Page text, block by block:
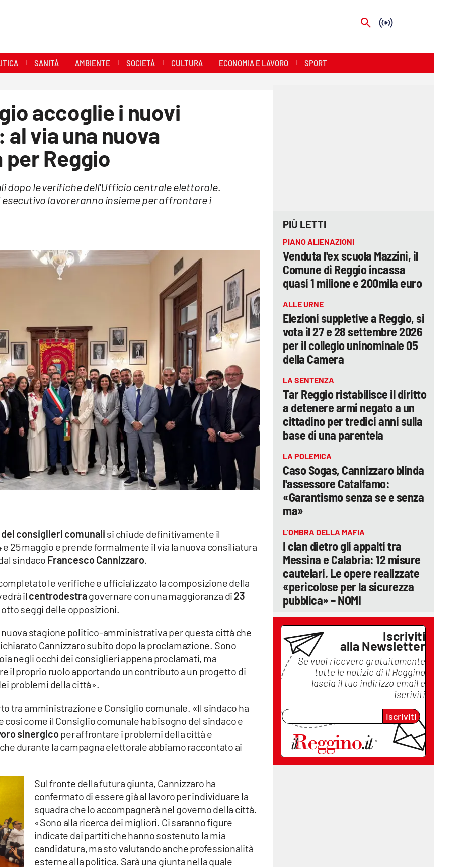
SANITÀ AMBIENTE SOCIETÀ CULTURA ECONOMIA E LAVORO SPORT
accoglie i nuovi
via una nuova
Reggio
dopo le verifiche dell'Ufficio centrale elettorale.
lavoreranno insieme per affrontare i
consiglieri comunali si chiude definitivamente il
25 maggio e prende formalmente il via la nuova consiliatura
sindaco Francesco Cannizzaro.
le verifiche e ufficializzato la composizione della
il centrodestragovernare con una maggioranza di 23
seggi delle opposizioni.
stagione politico-amministrativa per questa città che
Cannizzaro subito dopo la proclamazione. Sono
negli occhi dei consiglieri appena proclamati, ma
il proprio ruolo apportando un contributo a un progetto di
problemi della città».
tra amministrazione e Consiglio comunale. «Il sindaco ha
come il Consiglio comunale ha bisogno del sindaco e
sinergicoper affrontare i problemi della città e
durante la campagna elettorale abbiamo raccontato ai
Sul fronte della futura giunta, Cannizzaro ha
confermato di essere già al lavoro per individuare la
squadra che lo accompagnerà nel governo della città.
«Sono alla ricerca dei migliori. Ci saranno figure
indicate dai partiti che hanno sostenuto la mia
candidatura, ma sto valutando anche professionalità
esterne alla politica. Sarà una giunta nella quale
PIÙ LETTI
PIANO ALIENAZIONI
Venduta l'ex scuola Mazzini, il
Comune di Reggio incassa
quasi 1 milione e 200mila euro
ALLE URNE
Elezioni suppletive a Reggio, si
vota il 27 e 28 settembre 2026
per il collegio uninominale 05
della Camera
LA SENTENZA
Tar Reggio ristabilisce il diritto
a detenere armi negato a un
cittadino per tredici anni sulla
base di una parentela
LA POLEMICA
Caso Sogas, Cannizzaro blinda
l'assessore Catalfamo:
«Garantismo senza se e senza
ma»
L’OMBRA DELLA MAFIA
I clan dietro gli appalti tra
Messina e Calabria: 12 misure
cautelari. Le opere realizzate
«pericolose per la sicurezza
pubblica» – NOMI
Iscriviti
alla Newsletter
Se vuoi ricevere gratuitamente
tutte le notizie di Il Reggino
lascia il tuo indirizzo email e
iscriviti
Iscriviti